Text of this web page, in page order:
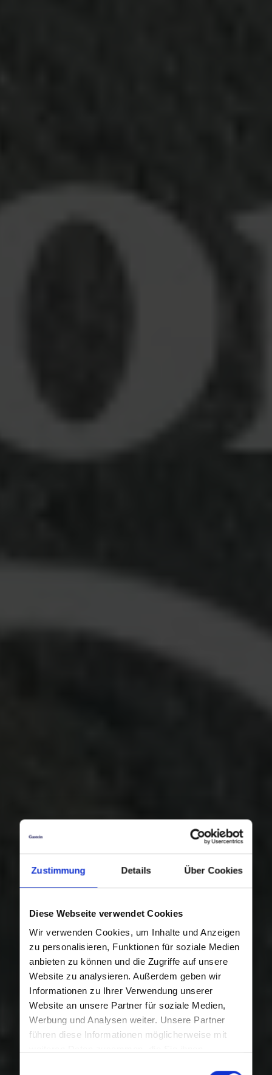
Zustimmung Details Über Cookies
Diese Webseite verwendet Cookies
Wir verwenden Cookies, um Inhalte und Anzeigen
zu personalisieren, Funktionen für soziale Medien
anbieten zu können und die Zugriffe auf unsere
Website zu analysieren. Außerdem geben wir
Informationen zu Ihrer Verwendung unserer
Website an unsere Partner für soziale Medien,
Werbung und Analysen weiter. Unsere Partner
führen diese Informationen möglicherweise mit